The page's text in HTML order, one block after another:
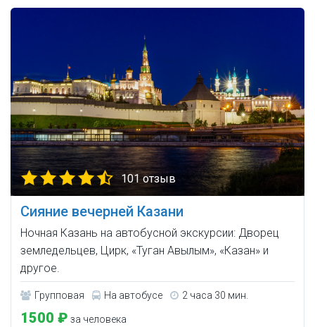
101 отзыв
Сияние вечерней Казани
Ночная Казань на автобусной экскурсии: Дворец
земледельцев, Цирк, «Туган Авылым», «Казан» и
другое.
Групповая На автобусе 2 часа 30 мин.
1500 ₽ за человека